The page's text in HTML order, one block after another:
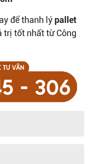
để thanh lý pallet
trị tốt nhất từ Công